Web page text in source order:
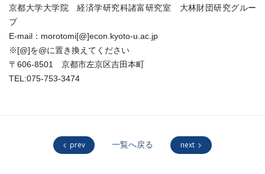
京都大学大学院 経済学研究科諸富研究室 大林財団研究グルー
プ
E-mail：morotomi[@]econ.kyoto-u.ac.jp
※[@]を@に置き換えてください
〒606-8501 京都市左京区吉田本町
TEL:075-753-3474
prev 一覧へ戻る next